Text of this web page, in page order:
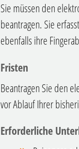
Sie müssen den
beantragen. Sie
ebenfalls ihre
Fristen
Beantragen Sie den
vor Ablauf Ihrer
Erforderliche